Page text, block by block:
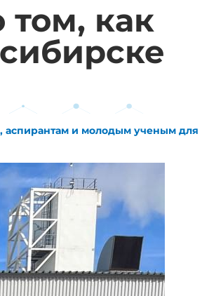
том, как
аспирантам и молодым ученым для